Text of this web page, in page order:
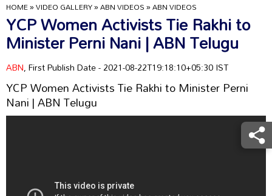
HOME»VIDEO GALLERY»ABN VIDEOS»ABN VIDEOS
YCP Women Activists Tie Rakhi to
Minister Perni Nani | ABN Telugu
ABN, First Publish Date - 2021-08-22T19:18:10+05:30 IST
YCP Women Activists Tie Rakhi to Minister Perni
Nani | ABN Telugu